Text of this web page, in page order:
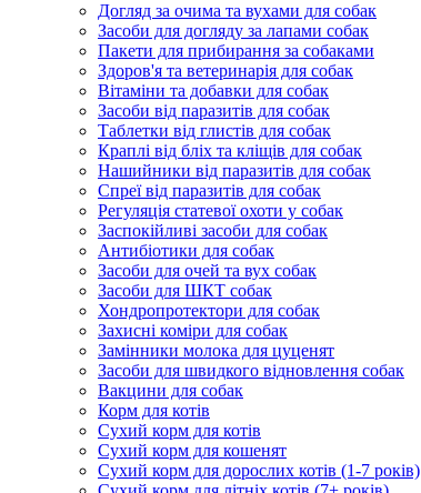
Догляд за очима та вухами для собак
Засоби для догляду за лапами собак
Пакети для прибирання за собаками
Здоров'я та ветеринарія для собак
Вітаміни та добавки для собак
Засоби від паразитів для собак
Таблетки від глистів для собак
Краплі від бліх та кліщів для собак
Нашийники від паразитів для собак
Спреї від паразитів для собак
Регуляція статевої охоти у собак
Заспокійливі засоби для собак
Антибіотики для собак
Засоби для очей та вух собак
Засоби для ШКТ собак
Хондропротектори для собак
Захисні коміри для собак
Замінники молока для цуценят
Засоби для швидкого відновлення собак
Вакцини для собак
Корм для котів
Сухий корм для котів
Сухий корм для кошенят
Сухий корм для дорослих котів (1-7 років)